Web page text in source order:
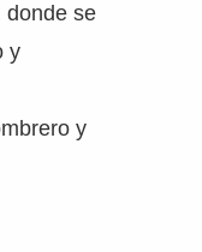
donde se
y
y